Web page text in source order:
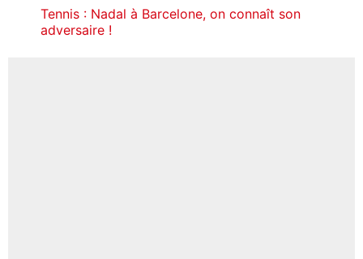
Tennis : Nadal à Barcelone, on connaît son
adversaire !